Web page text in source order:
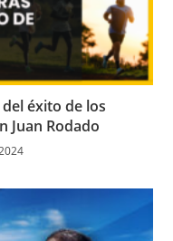
éxito de los
Juan Rodado